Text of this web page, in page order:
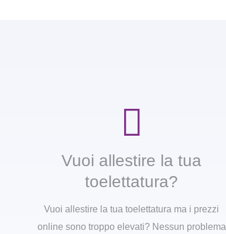
Vuoi allestire la tua
toelettatura?
Vuoi allestire la tua toelettatura ma i prezzi
online sono troppo elevati? Nessun problema